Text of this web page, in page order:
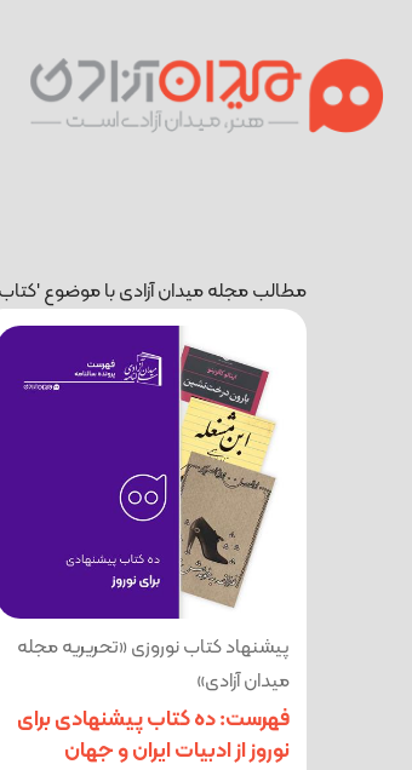
مطالب مجله میدان آزادی با موضوع
پیشنهاد کتاب نوروزی «تحریریه مجله
میدان آزادی»
فهرست: ده کتاب پیشنهادی برای
نوروز از ادبیات ایران و جهان